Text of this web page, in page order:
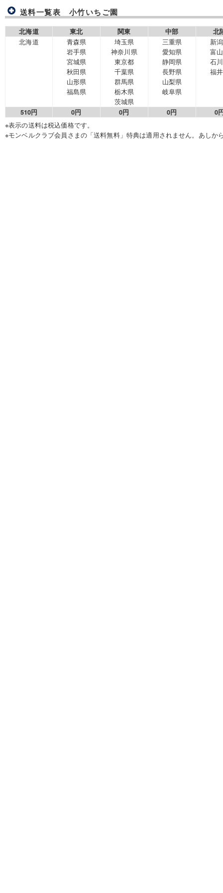
送料一覧表 小竹いちご園
北海道 東北 関東 中部 北
北海道
青森県
岩手県
宮城県
秋田県
山形県
福島県
埼玉県
神奈川県
東京都
千葉県
群馬県
栃木県
茨城県
三重県
愛知県
静岡県
長野県
山梨県
岐阜県
新
富
石
福
510円 0円 0円 0円 0
※表示の送料は税込価格です。
※モンベルクラブ会員さまの「送料無料」特典は適用されません。あしか